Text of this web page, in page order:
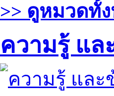
>> ดูหมวดทั้
ความรู้ แ